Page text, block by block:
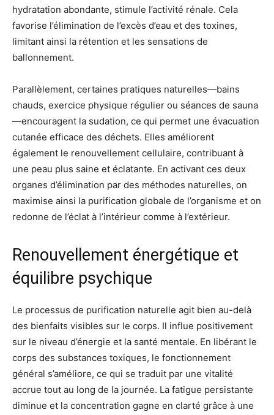
hydratation abondante, stimule l’activité rénale. Cela
favorise l’élimination de l’excès d’eau et des toxines,
limitant ainsi la rétention et les sensations de
ballonnement.
Parallèlement, certaines pratiques naturelles—bains
chauds, exercice physique régulier ou séances de sauna
—encouragent la sudation, ce qui permet une évacuation
cutanée efficace des déchets. Elles améliorent
également le renouvellement cellulaire, contribuant à
une peau plus saine et éclatante. En activant ces deux
organes d’élimination par des méthodes naturelles, on
maximise ainsi la purification globale de l’organisme et on
redonne de l’éclat à l’intérieur comme à l’extérieur.
Renouvellement énergétique et
équilibre psychique
Le processus de purification naturelle agit bien au-delà
des bienfaits visibles sur le corps. Il influe positivement
sur le niveau d’énergie et la santé mentale. En libérant le
corps des substances toxiques, le fonctionnement
général s’améliore, ce qui se traduit par une vitalité
accrue tout au long de la journée. La fatigue persistante
diminue et la concentration gagne en clarté grâce à une